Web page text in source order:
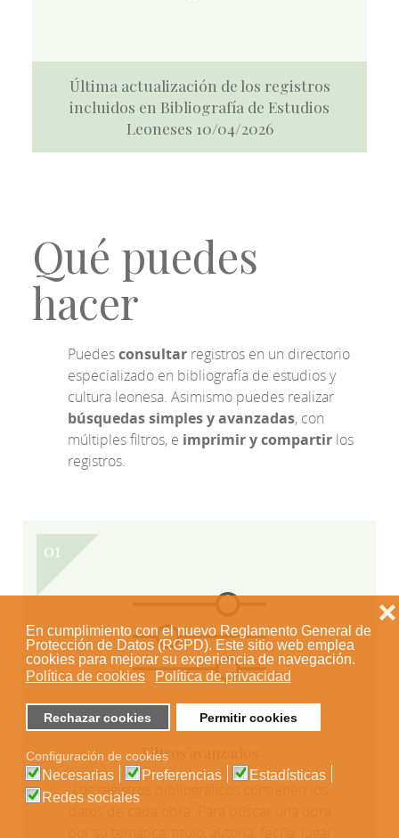
En cumplimiento con el nuevo Reglamento General de
Protección de Datos (RGPD). Este sitio web emplea
cookies para mejorar su experiencia de navegación.
Política de cookies
Política de privacidad
Rechazar cookies Permitir cookies
❌
Configuración de cookies
Necesarias Preferencias
Estadísticas
Redes sociales
Última actualización de los registros
incluidos en Bibliografía de Estudios
Leoneses 10/04/2026
Qué puedes
hacer
Puedesconsultar registros en un directorio
especializado en bibliografía de estudios y
cultura leonesa. Asimismo puedes realizar
búsquedas simples y avanzadas, con
múltiples filtros, e imprimir y compartir los
registros.
Filtros avanzados
Los registros bibliográficos contienen los